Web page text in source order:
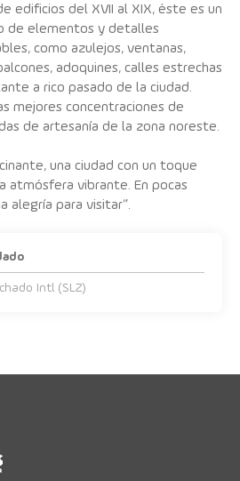
edificios del XVII al XIX, éste es un
de elementos y detalles
como azulejos, ventanas,
adoquines, calles estrechas
a rico pasado de la ciudad.
mejores concentraciones de
de artesanía de la zona noreste.
una ciudad con un toque
atmósfera vibrante. En pocas
Intl (SLZ)